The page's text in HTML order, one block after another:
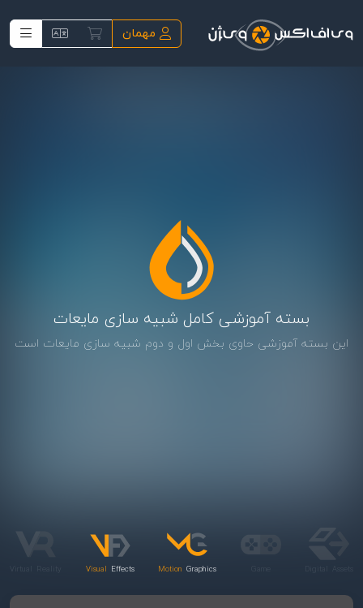
مهمان
بسته آموزشی کامل شبیه سازی مایعات
این بسته آموزشی حاوی بخش اول و دوم شبیه سازی مایعات است
Motion Graphics
Visual Effects